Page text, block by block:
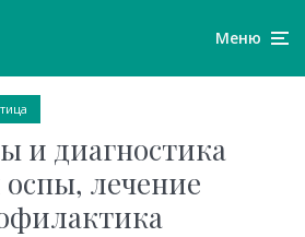
Меню
и диагностика
лечение